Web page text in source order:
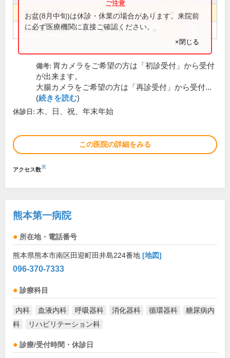
9:00～12:30 ● ● ● ●
14:30～18:00 ● ● ●
お盆(8月中旬)は休診・休業の場合があります。来院前
に必ず医療機関に直接ご確認ください。
×閉じる
備考: 胃カメラをご希望の方は「初診受付」から受付
が出来ます。
大腸カメラをご希望の方は「再診受付」から受付...
(続きを読む)
休診日: 木、日、祝、年末年始
この医院の詳細をみる
アクセス数※
熊本第一病院
所在地・電話番号
熊本県熊本市南区田迎町田井島224番地 [地図]
096-370-7333
診療科目
内科 血液内科 呼吸器科 消化器科 循環器科
糖尿病内
科
リハビリテーション科
診療/受付時間・休診日